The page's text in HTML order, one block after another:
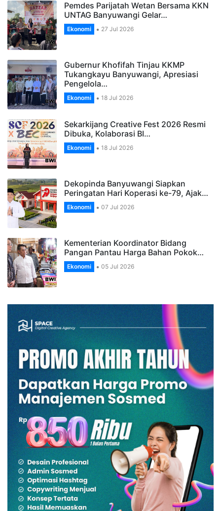
Pemdes Parijatah Wetan Bersama KKN
UNTAG Banyuwangi Gelar…
Ekonomi 27 Jul 2026
Gubernur Khofifah Tinjau KKMP
Tukangkayu Banyuwangi, Apresiasi
Pengelola…
Ekonomi 18 Jul 2026
Sekarkijang Creative Fest 2026 Resmi
Dibuka, Kolaborasi BI…
Ekonomi 18 Jul 2026
Dekopinda Banyuwangi Siapkan
Peringatan Hari Koperasi ke-79, Ajak…
Ekonomi 07 Jul 2026
Kementerian Koordinator Bidang
Pangan Pantau Harga Bahan Pokok…
Ekonomi 05 Jul 2026